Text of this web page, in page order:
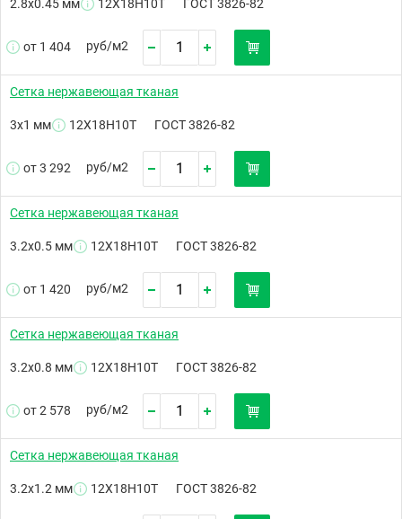
2.8х0.45 мм 12Х18Н10Т ГОСТ 3826-82
от 1 404 руб/м2
Сетка нержавеющая тканая
3х1 мм 12Х18Н10Т ГОСТ 3826-82
от 3 292 руб/м2
Сетка нержавеющая тканая
3.2х0.5 мм 12Х18Н10Т ГОСТ 3826-82
от 1 420 руб/м2
Сетка нержавеющая тканая
3.2х0.8 мм 12Х18Н10Т ГОСТ 3826-82
от 2 578 руб/м2
Сетка нержавеющая тканая
3.2х1.2 мм 12Х18Н10Т ГОСТ 3826-82